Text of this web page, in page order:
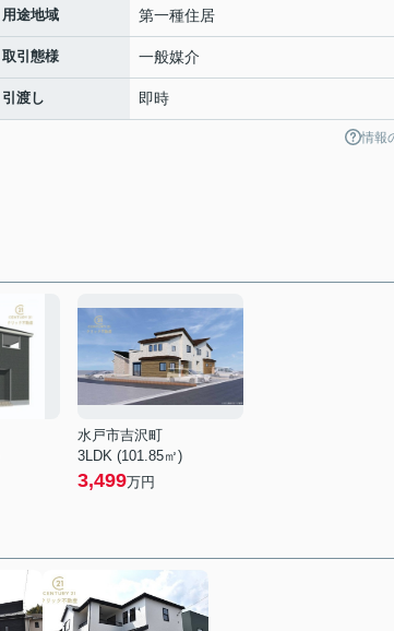
用途地域 第一種住居
取引態様 一般媒介
引渡し 即時
情報
水戸市吉沢町
3LDK (101.85㎡)
3,499万円